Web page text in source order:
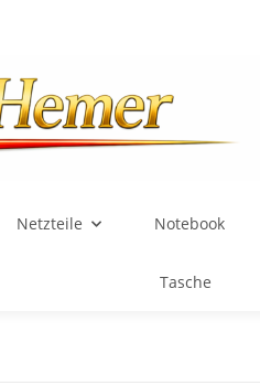
Netzteile Notebook
Tasche